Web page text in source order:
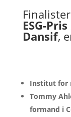
ESG-
Dansif,
Institut for
Tommy
formand i